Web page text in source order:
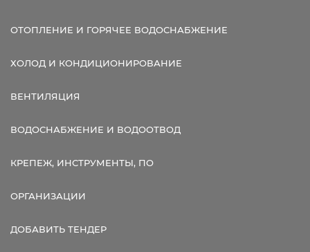
ОТОПЛЕНИЕ И ГОРЯЧЕЕ ВОДОСНАБЖЕНИЕ
ХОЛОД И КОНДИЦИОНИРОВАНИЕ
ВЕНТИЛЯЦИЯ
ВОДОСНАБЖЕНИЕ И ВОДООТВОД
КРЕПЕЖ, ИНСТРУМЕНТЫ, ПО
ОРГАНИЗАЦИИ
ДОБАВИТЬ ТЕНДЕР